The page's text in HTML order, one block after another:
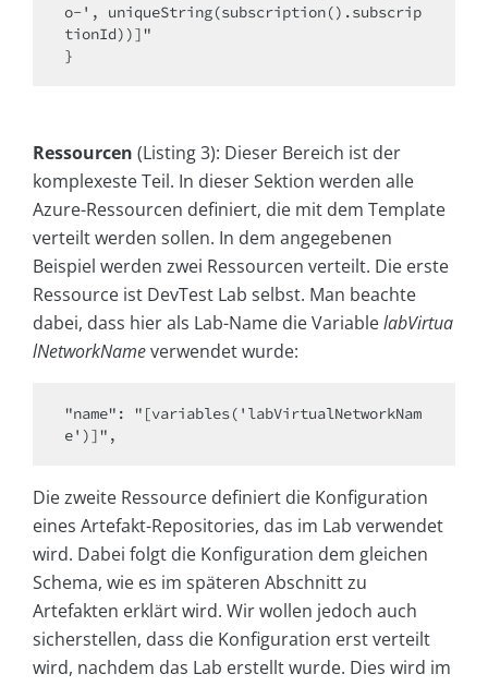
o-', uniqueString(subscription().subscrip
tionId))]"
}
Ressourcen (Listing 3): Dieser Bereich ist der
komplexeste Teil. In dieser Sektion werden alle
Azure-Ressourcen definiert, die mit dem Template
verteilt werden sollen. In dem angegebenen
Beispiel werden zwei Ressourcen verteilt. Die erste
Ressource ist DevTest Lab selbst. Man beachte
dabei, dass hier als Lab-Name die VariablelabVirtua
lNetworkNameverwendet wurde:
"name": "[variables('labVirtualNetworkNam
e')]",
Die zweite Ressource definiert die Konfiguration
eines Artefakt-Repositories, das im Lab verwendet
wird. Dabei folgt die Konfiguration dem gleichen
Schema, wie es im späteren Abschnitt zu
Artefakten erklärt wird. Wir wollen jedoch auch
sicherstellen, dass die Konfiguration erst verteilt
wird, nachdem das Lab erstellt wurde. Dies wird im